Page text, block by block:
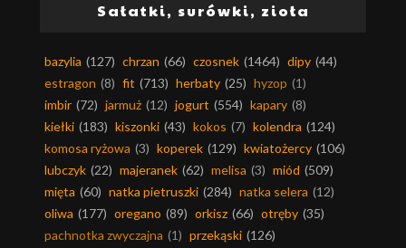
Sałatki, surówki, zioła
bazylia (127) chrzan (66) czosnek (1464) dipy (44)
estragon (8) fit (713) herbaty (25) hyzop (1)
imbir (72) jarmuż (12) jogurt (554) kapary (8)
kiełki (183) kiszonki (43) kokos (7) kolendra (124)
komosa ryżowa (3) koperek (129) kwiatożercy (106)
lubczyk (22) majeranek (62) melisa (3) miód (509)
mięta (60) natka pietruszki (284) natka selera (12)
oliwa (177) oregano (89) orkisz (66) otręby (35)
pachnotka zwyczajna (1) przekąski (126)